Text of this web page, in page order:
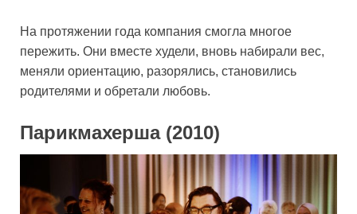
На протяжении года компания смогла многое
пережить. Они вместе худели, вновь набирали вес,
меняли ориентацию, разорялись, становились
родителями и обретали любовь.
Парикмахерша (2010)